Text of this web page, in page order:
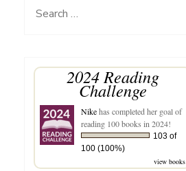
Search
2024 Reading
Challenge
Nikehas completed her goal of
reading 100 books in 2024!
103 of
100 (100%)
view books